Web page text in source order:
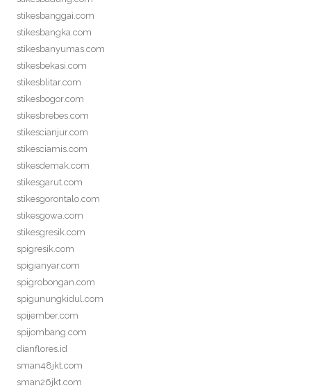
stikesbanggai.com
stikesbangka.com
stikesbanyumas.com
stikesbekasi.com
stikesblitar.com
stikesbogor.com
stikesbrebes.com
stikescianjur.com
stikesciamis.com
stikesdemak.com
stikesgarut.com
stikesgorontalo.com
stikesgowa.com
stikesgresik.com
spigresik.com
spigianyar.com
spigrobongan.com
spigunungkidul.com
spijember.com
spijombang.com
dianflores.id
sman48jkt.com
sman26jkt.com